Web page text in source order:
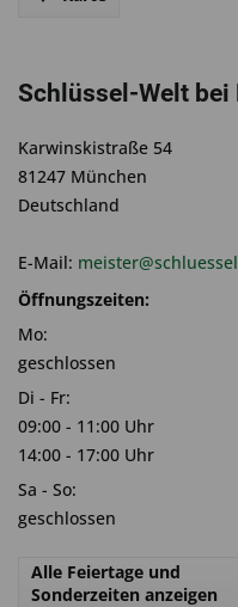
Schlüssel-Welt bei
Karwinskistraße 54
81247 München
Deutschland
E-Mail:
Öffnungszeiten:
Mo:
geschlossen
Di - Fr:
09:00 - 11:00 Uhr
14:00 - 17:00 Uhr
Sa - So:
geschlossen
Alle Feiertage und
Sonderzeiten anzeigen